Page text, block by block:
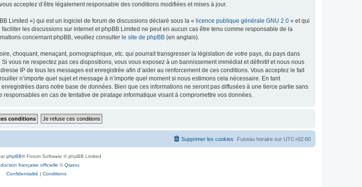
acceptez d’être légalement responsable des conditions modifiées et mises à jour.
Limited ») qui est un logiciel de forum de discussions déclaré sous la « licence publique générale GNU 2.0 » et qui
les discussions sur internet et phpBB Limited ne peut en aucun cas être tenu comme responsable de la
concernant phpBB, veuillez consulter le site de phpBB (en anglais).
choquant, menaçant, pornographique, etc. qui pourrait transgresser la législation de votre pays, du pays dans
vous ne respectez pas ces dispositions, vous vous exposez à un bannissement immédiat et définitif et nous nous
IP de tous les messages est enregistrée afin d’aider au renforcement de ces conditions. Vous acceptez le fait
n’importe quel sujet et message à n’importe quel moment si nous estimons cela nécessaire. En tant
dans notre base de données. Bien que ces informations ne seront pas diffusées à une tierce partie sans
en cas de tentative de piratage informatique visant à compromettre vos données.
Fuseau horaire sur UTC+02:00
Supprimer les cookies
phpBB® Forum Software © phpBB Limited
française officielle ©Qiaeru
Confidentialité | Conditions